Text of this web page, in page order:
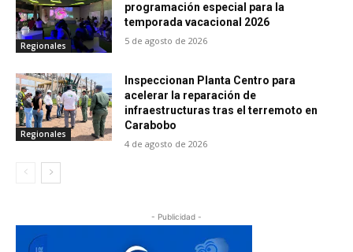
Regionales
programación especial para la
temporada vacacional 2026
5 de agosto de 2026
Regionales
Inspeccionan Planta Centro para
acelerar la reparación de
infraestructuras tras el terremoto en
Carabobo
4 de agosto de 2026
- Publicidad -